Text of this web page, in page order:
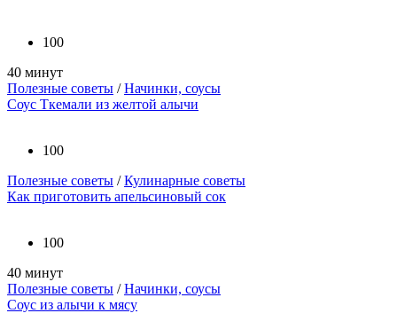
100
40 минут
Полезные советы /Начинки, соусы
Соус Ткемали из желтой алычи
100
Полезные советы /Кулинарные советы
Как приготовить апельсиновый сок
100
40 минут
Полезные советы /Начинки, соусы
Соус из алычи к мясу